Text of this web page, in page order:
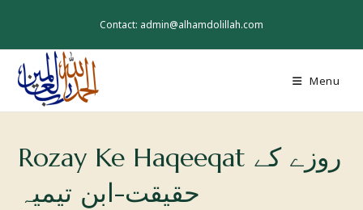
Contact: admin@alhamdolillah.com
Menu
Rozay Ke Haqeeqat روزے کے
حقیقت-ابن تیمیہ